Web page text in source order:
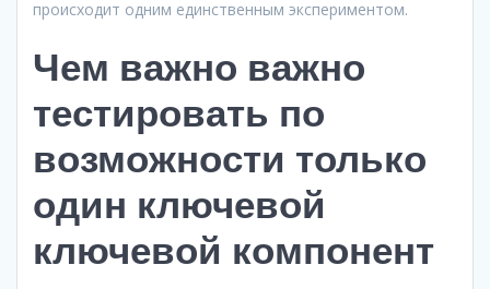
происходит одним единственным экспериментом.
Чем важно важно
тестировать по
возможности только
один ключевой
ключевой компонент